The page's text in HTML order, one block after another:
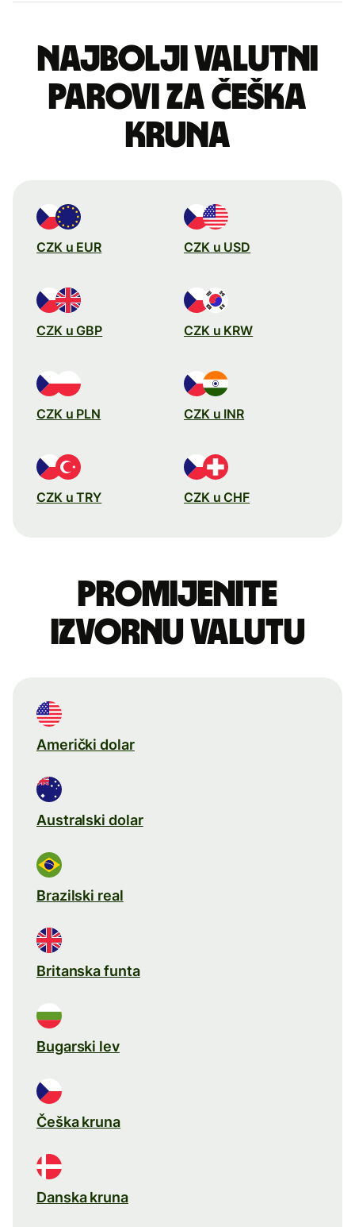
Najbolji valutni
parovi za češka
kruna
CZK u EUR CZK u USD
CZK u GBP CZK u KRW
CZK u PLN CZK u INR
CZK u TRY CZK u CHF
Promijenite
izvornu valutu
Američki dolar
Australski dolar
Brazilski real
Britanska funta
Bugarski lev
Češka kruna
Danska kruna